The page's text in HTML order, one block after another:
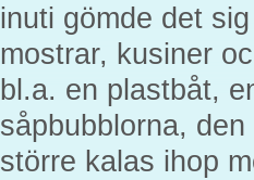
inuti gömde det
mostrar, kusiner
bl.a. en plastbåt,
såpbubblorna,
större kalas ihop